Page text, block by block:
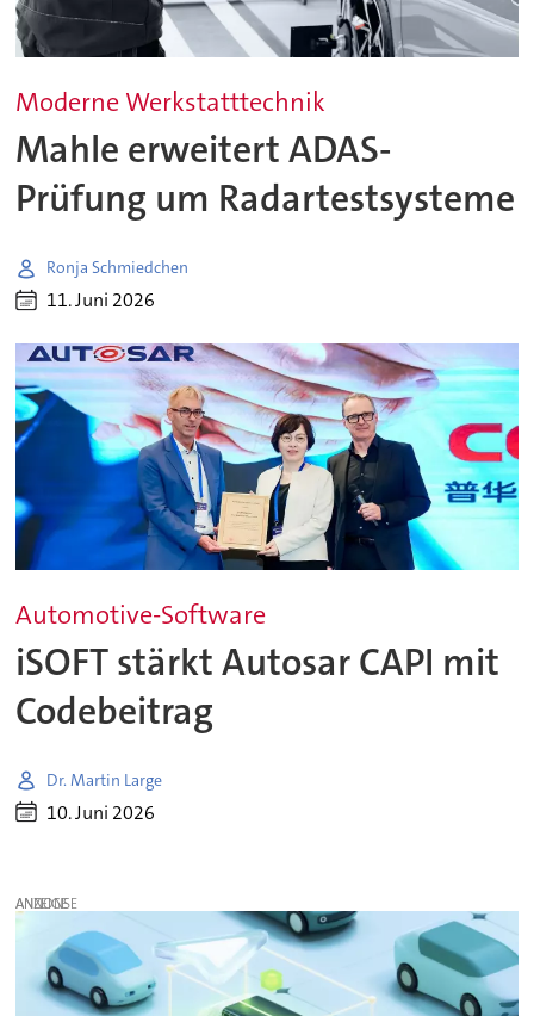
Moderne Werkstatttechnik
Mahle erweitert ADAS-
Prüfung um Radartestsysteme
Ronja Schmiedchen
11. Juni 2026
Automotive-Software
iSOFT stärkt Autosar CAPI mit
Codebeitrag
Dr. Martin Large
10. Juni 2026
ANZEIGE